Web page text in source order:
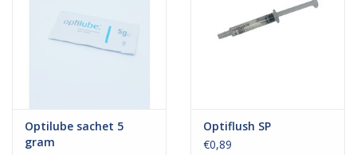
Optilube sachet 5
gram
Optiflush SP
€0,89